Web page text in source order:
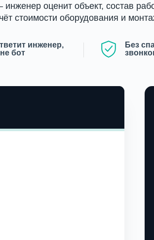
оценит объект, состав
стоимости оборудования и
инженер,
бот
Без